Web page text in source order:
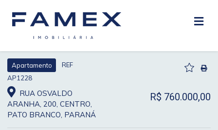
Apartamento
REF
AP1228
RUA OSVALDO
ARANHA, 200, CENTRO,
PATO BRANCO, PARANÁ
R$ 760.000,00